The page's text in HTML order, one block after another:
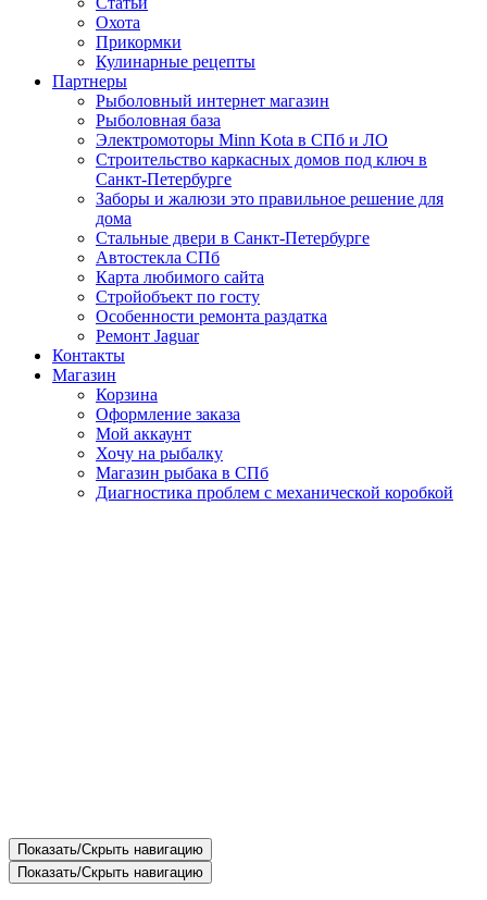
Охота
Прикормки
Кулинарные рецепты
Партнеры
Рыболовный интернет магазин
Рыболовная база
Электромоторы Minn Kota в СПб и ЛО
Строительство каркасных домов под ключ в
Санкт-Петербурге
Заборы и жалюзи это правильное решение для
дома
Стальные двери в Санкт-Петербурге
Автостекла СПб
Карта любимого сайта
Стройобъект по госту
Особенности ремонта раздатка
Ремонт Jaguar
Контакты
Магазин
Корзина
Оформление заказа
Мой аккаунт
Хочу на рыбалку
Магазин рыбака в СПб
Диагностика проблем с механической коробкой
Показать/Скрыть навигацию
Показать/Скрыть навигацию